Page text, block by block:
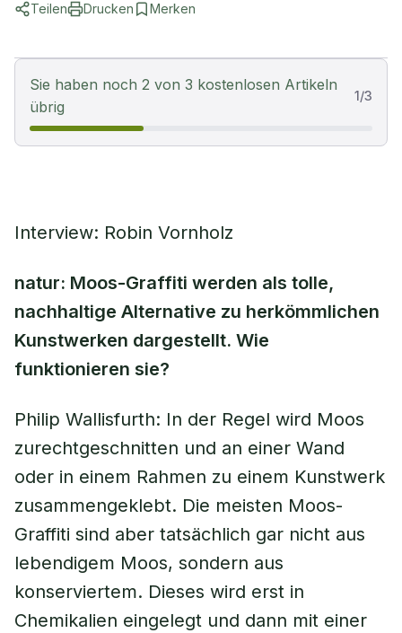
Teilen Drucken Merken
Sie haben noch 2 von 3 kostenlosen Artikeln
übrig
1/3
Interview: Robin Vornholz
natur: Moos-Graffiti werden als tolle,
nachhaltige Alternative zu herkömmlichen
Kunstwerken dargestellt. Wie
funktionieren sie?
Philip Wallisfurth: In der Regel wird Moos
zurechtgeschnitten und an einer Wand
oder in einem Rahmen zu einem Kunstwerk
zusammengeklebt. Die meisten Moos-
Graffiti sind aber tatsächlich gar nicht aus
lebendigem Moos, sondern aus
konserviertem. Dieses wird erst in
Chemikalien eingelegt und dann mit einer